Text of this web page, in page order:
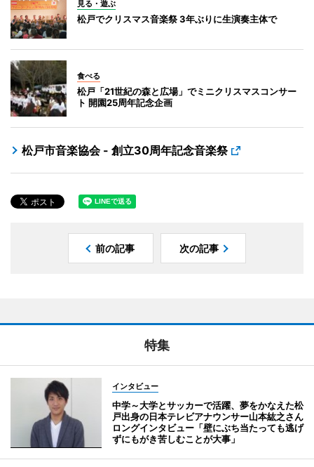
見る・遊ぶ
松戸でクリスマス音楽祭 3年ぶりに生演奏主体で
食べる
松戸「21世紀の森と広場」でミニクリスマスコンサー
ト 開園25周年記念企画
松戸市音楽協会 - 創立30周年記念音楽祭
前の記事 次の記事
特集
インタビュー
中学～大学とサッカーで活躍、夢をかなえた松
戸出身の日本テレビアナウンサー山本紘之さん
ロングインタビュー「壁にぶち当たっても逃げ
ずにもがき苦しむことが大事」